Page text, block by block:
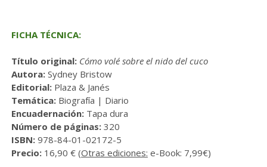
FICHA TÉCNICA:
Título original: Cómo volé sobre el nido del cuco
Autora: Sydney Bristow
Editorial: Plaza & Janés
Temática:Biografía | Diario
Encuadernación:Tapa dura
Número de páginas:320
ISBN:978-84-01-02172-5
Precio: 16,90 € (Otras ediciones: e-Book: 7,99€)